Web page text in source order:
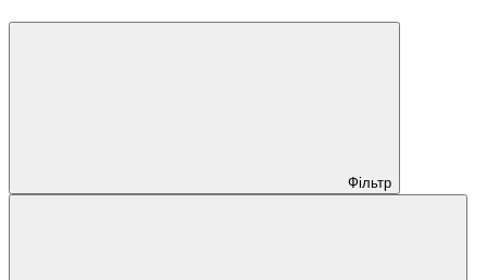
Фільтр